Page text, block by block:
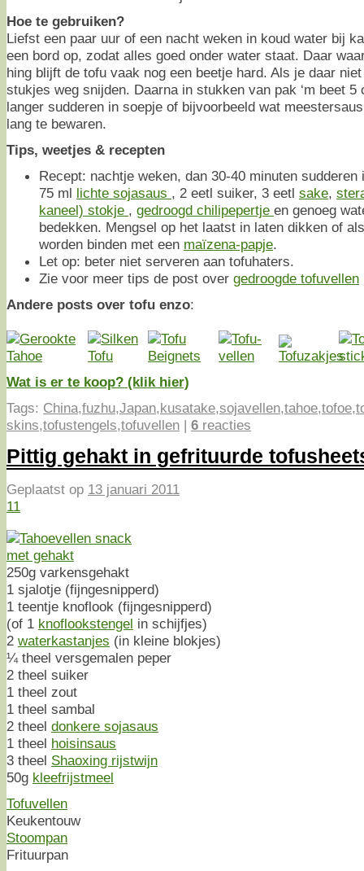
Hoe te gebruiken?
Liefst een paar uur of een nacht weken in koud water bij
een bord op, zodat alles goed onder water staat. Daar
hing blijft de tofu vaak nog een beetje hard. Als je daar
stukjes weg snijden. Daarna in stukken van pak ‘m beet
langer sudderen in soepje of bijvoorbeeld wat
lang te bewaren.
Tips, weetjes & recepten
Recept: nachtje weken, dan 30-40 minuten sudderen
75 ml lichte sojasaus , 2 eetl suiker, 3 eetl sake,
kaneel) stokje , gedroogd chilipepertje en genoeg
bedekken. Mengsel op het laatst in laten dikken of
worden binden met een maïzena-papje.
Let op: beter niet serveren aan tofuhaters.
Zie voor meer tips de post over gedroogde tofuvellen
Andere posts over tofu enzo:
Wat is er te koop? (klik hier)
Tags: China,fuzhu,Japan,kusatake,sojavellen,tahoe,tofoe,
skins,tofustengels,tofuvellen | 6 reacties
Pittig gehakt in gefrituurde
Geplaatst op 13 januari 2011
11
250g varkensgehakt
1 sjalotje (fijngesnipperd)
1 teentje knoflook (fijngesnipperd)
(of 1 knoflookstengel in schijfjes)
2 waterkastanjes (in kleine blokjes)
¼ theel versgemalen peper
2 theel suiker
1 theel zout
1 theel sambal
2 theel donkere sojasaus
1 theel hoisinsaus
3 theel Shaoxing rijstwijn
50g kleefrijstmeel
Tofuvellen
Keukentouw
Stoompan
Frituurpan